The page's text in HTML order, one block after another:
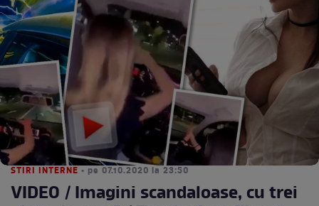
STIRI INTERNE • pe 07.10.2020 la 23:50
VIDEO / Imagini scandaloase, cu trei